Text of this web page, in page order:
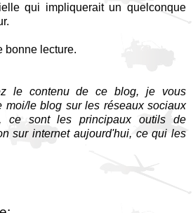
qui impliquerait un quelconque
bonne lecture.
le contenu de ce blog, je vous
moi/le blog sur les réseaux sociaux
ce sont les principaux outils de
sur internet aujourd'hui, ce qui les